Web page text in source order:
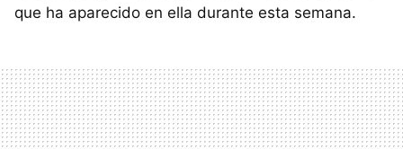
que ha aparecido en ella durante esta semana.